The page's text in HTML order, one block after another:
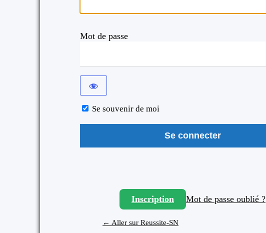
Mot de passe
Se souvenir de moi
Inscription Mot de passe oublié ?
← Aller sur Reussite-SN